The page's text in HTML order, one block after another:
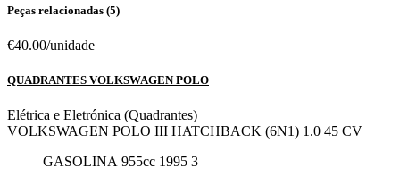
Peças relacionadas (5)
€40.00/unidade
QUADRANTES VOLKSWAGEN POLO
Elétrica e Eletrónica (Quadrantes)
VOLKSWAGEN POLO III HATCHBACK (6N1) 1.0 45 CV
GASOLINA 955cc 1995 3